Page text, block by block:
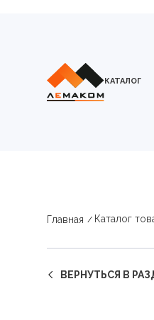
КАТАЛОГ
Главная Каталог
ВЕРНУТЬСЯ В